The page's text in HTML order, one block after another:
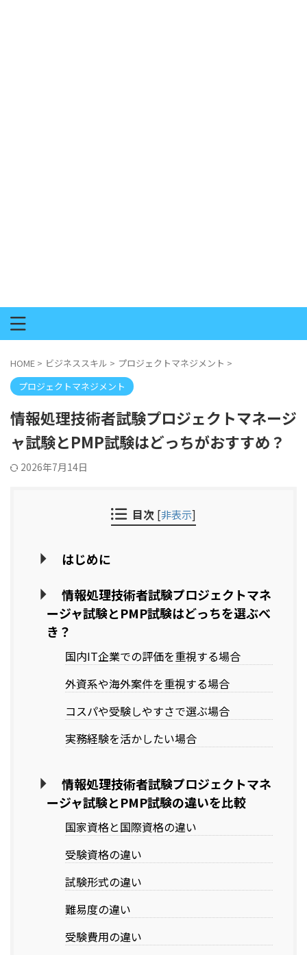
HOME > ビジネススキル > プロジェクトマネジメント >
プロジェクトマネジメント
情報処理技術者試験プロジェクトマネージ
ャ試験とPMP試験はどっちがおすすめ？
2026年7月14日
目次 [非表示]
はじめに
情報処理技術者試験プロジェクトマネ
ージャ試験とPMP試験はどっちを選ぶべ
き？
国内IT企業での評価を重視する場合
外資系や海外案件を重視する場合
コスパや受験しやすさで選ぶ場合
実務経験を活かしたい場合
情報処理技術者試験プロジェクトマネ
ージャ試験とPMP試験の違いを比較
国家資格と国際資格の違い
受験資格の違い
試験形式の違い
難易度の違い
受験費用の違い